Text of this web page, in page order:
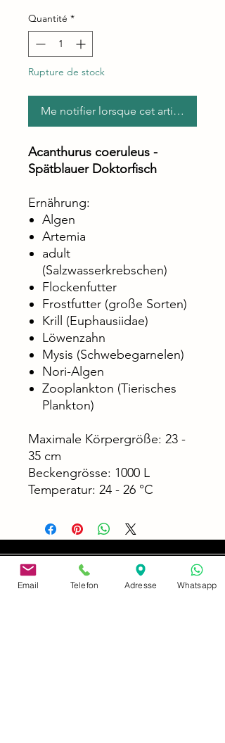
Quantité *
Rupture de stock
Me notifier lorsque cet article est
Acanthurus coeruleus -
Spätblauer Doktorfisch
Ernährung:
Algen
Artemia
adult
(Salzwasserkrebschen)
Flockenfutter
Frostfutter (große Sorten)
Krill (Euphausiidae)
Löwenzahn
Mysis (Schwebegarnelen)
Nori-Algen
Zooplankton (Tierisches
Plankton)
Maximale Körpergröße: 23 -
35 cm
Beckengrösse: 1000 L
Temperatur: 24 - 26 °C
Email Telefon Adresse Whatsapp